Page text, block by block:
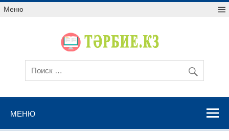
Меню
МЕНЮ